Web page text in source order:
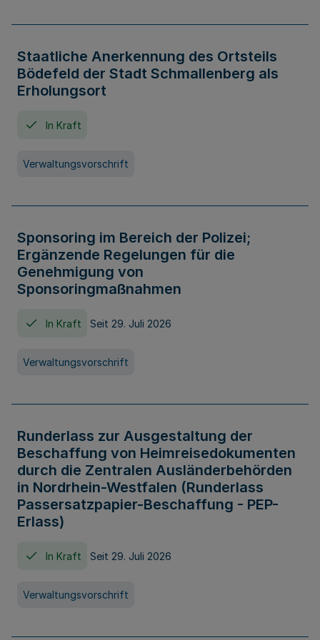
Staatliche Anerkennung des Ortsteils
Bödefeld der Stadt Schmallenberg als
Erholungsort
In Kraft
Verwaltungsvorschrift
Sponsoring im Bereich der Polizei;
Ergänzende Regelungen für die
Genehmigung von
Sponsoringmaßnahmen
In Kraft Seit 29. Juli 2026
Verwaltungsvorschrift
Runderlass zur Ausgestaltung der
Beschaffung von Heimreisedokumenten
durch die Zentralen Ausländerbehörden
in Nordrhein-Westfalen (Runderlass
Passersatzpapier-Beschaffung - PEP-
Erlass)
In Kraft Seit 29. Juli 2026
Verwaltungsvorschrift